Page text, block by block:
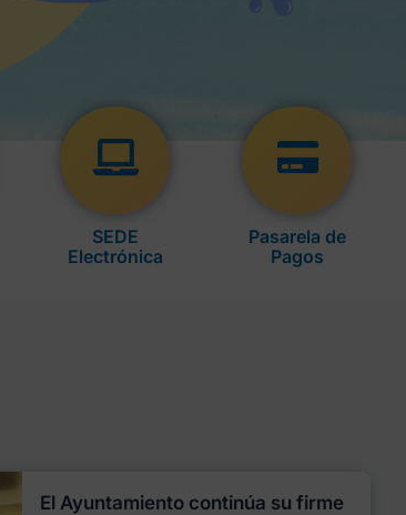
SEDE
Electrónica
Pasarela de
Pagos
El Ayuntamiento continúa su firme